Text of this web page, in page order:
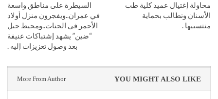
محاولة إغتيال عميد كلية طب
الأسنان وتطالب بحماية
منتسبيها .
السيطرة على مناطق واسعة
في عمران..ويفجرون منزل أولاد
الأحمر في الجنات..ومحيط جبل
“ضين” يشهد إشتباكات عنيفة
بعد وصول تعزيزات إليه .
YOU MIGHT ALSO LIKE
More From Author